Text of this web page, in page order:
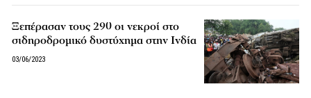
Ξεπέρασαν τους 290 οι νεκροί στο
σιδηροδρομικό δυστύχημα στην Ινδία
03/06/2023